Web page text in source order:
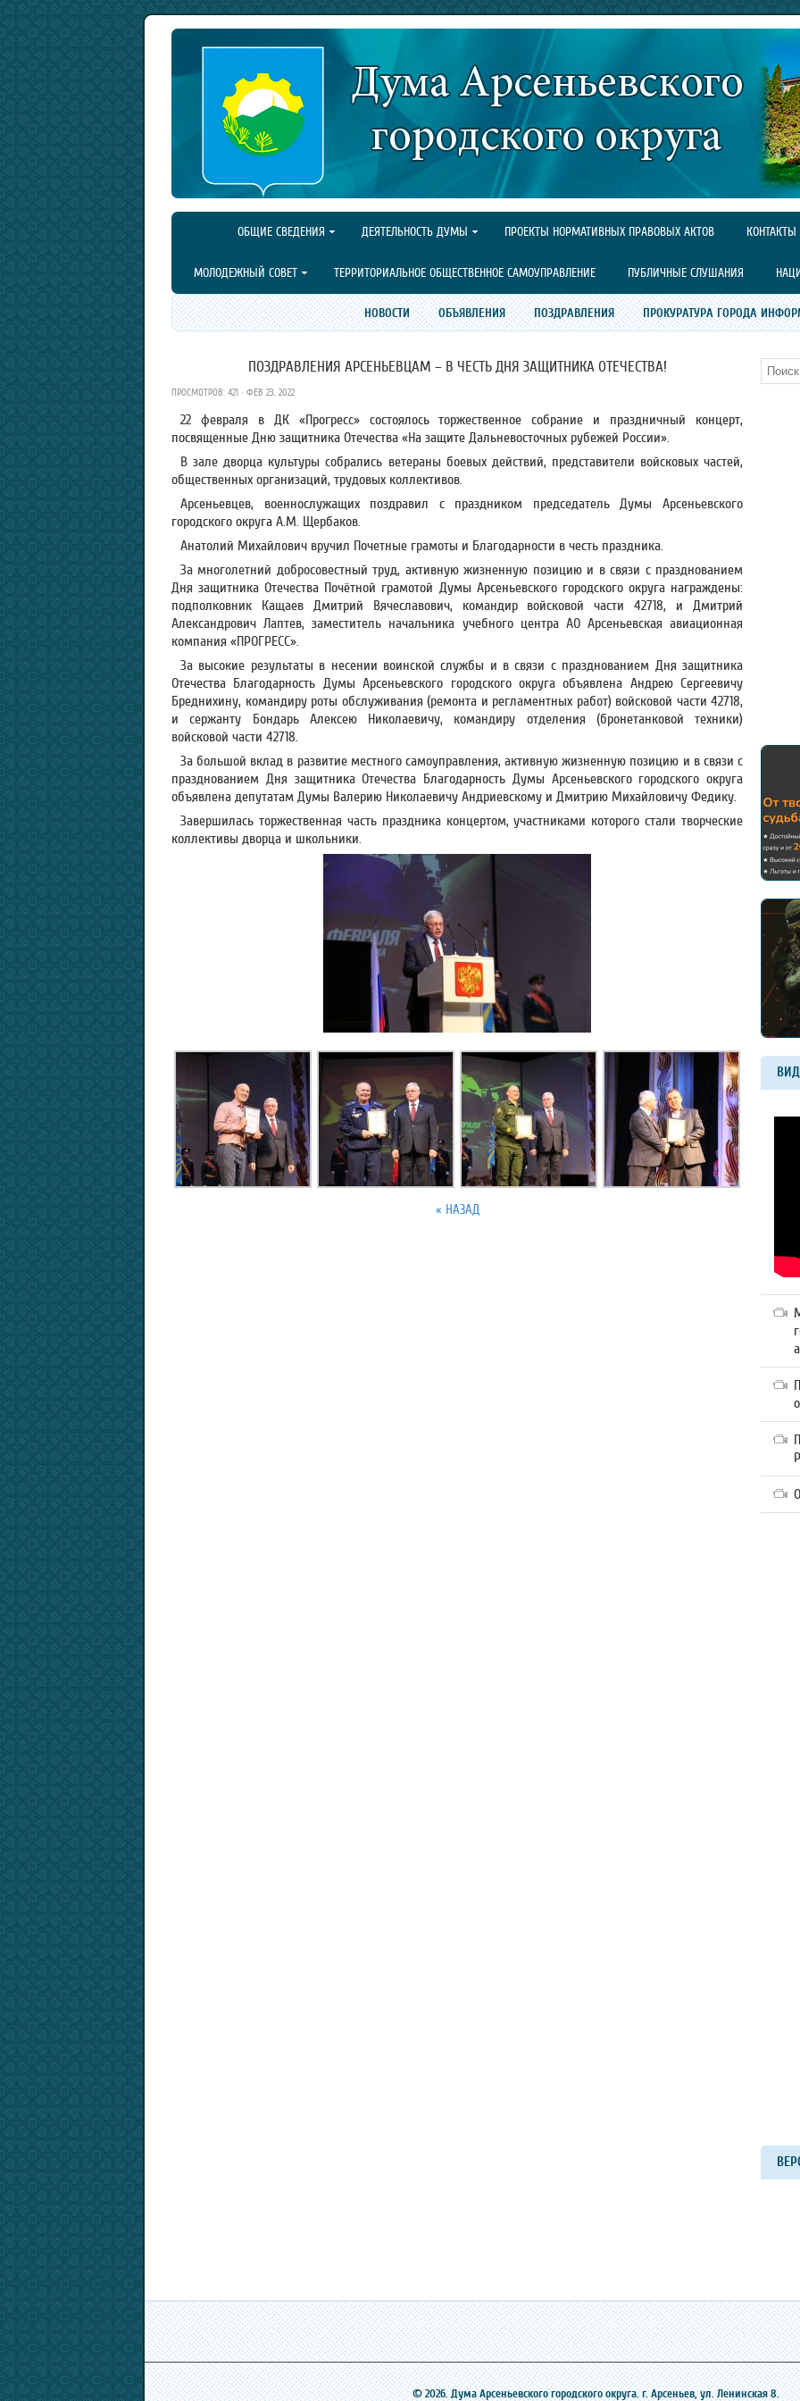
ОБЩИЕ СВЕДЕНИЯ ДЕЯТЕЛЬНОСТЬ ДУМЫ ПРОЕКТЫ НОРМАТИВНЫХ ПРАВОВЫХ АКТОВ КОНТАКТЫ
МОЛОДЕЖНЫЙ СОВЕТ ТЕРРИТОРИАЛЬНОЕ ОБЩЕСТВЕННОЕ САМОУПРАВЛЕНИЕ ПУБЛИЧНЫЕ СЛУШАНИЯ
НОВОСТИ ОБЪЯВЛЕНИЯ ПОЗДРАВЛЕНИЯ ПРОКУРАТУРА ГОРОДА
ПОЗДРАВЛЕНИЯ АРСЕНЬЕВЦАМ – В ЧЕСТЬ ДНЯ ЗАЩИТНИКА ОТЕЧЕСТВА!
ПРОСМОТРОВ: 421 · ФЕВ 23, 2022
22 февраля в ДК «Прогресс» состоялось торжественное собрание и праздничный концерт,
посвященные Дню защитника Отечества «На защите Дальневосточных рубежей России».
В зале дворца культуры собрались ветераны боевых действий, представители войсковых частей,
общественных организаций, трудовых коллективов.
Арсеньевцев, военнослужащих поздравил с праздником председатель Думы Арсеньевского
городского округа А.М. Щербаков.
Анатолий Михайлович вручил Почетные грамоты и Благодарности в честь праздника.
За многолетний добросовестный труд, активную жизненную позицию и в связи с празднованием
Дня защитника Отечества Почётной грамотой Думы Арсеньевского городского округа награждены:
подполковник Кащаев Дмитрий Вячеславович, командир войсковой части 42718, и Дмитрий
Александрович Лаптев, заместитель начальника учебного центра АО Арсеньевская авиационная
компания «ПРОГРЕСС».
За высокие результаты в несении воинской службы и в связи с празднованием Дня защитника
Отечества Благодарность Думы Арсеньевского городского округа объявлена Андрею Сергеевичу
Бреднихину, командиру роты обслуживания (ремонта и регламентных работ) войсковой части 42718,
и сержанту Бондарь Алексею Николаевичу, командиру отделения (бронетанковой техники)
войсковой части 42718.
За большой вклад в развитие местного самоуправления, активную жизненную позицию и в связи с
празднованием Дня защитника Отечества Благодарность Думы Арсеньевского городского округа
объявлена депутатам Думы Валерию Николаевичу Андриевскому и Дмитрию Михайловичу Федику.
Завершилась торжественная часть праздника концертом, участниками которого стали творческие
коллективы дворца и школьники.
« НАЗАД
Поиск
© 2026. Дума Арсеньевского городского округа. г. Арсеньев, ‎ул. Ленинская 8.